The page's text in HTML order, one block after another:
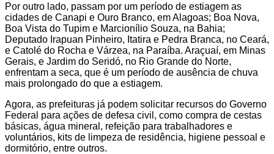
Por outro lado, passam por um período de estiagem as
cidades de Canapi e Ouro Branco, em Alagoas; Boa Nova,
Boa Vista do Tupim e Marcionílio Souza, na Bahia;
Deputado Irapuan Pinheiro, Itatira e Pedra Branca, no Ceará,
e Catolé do Rocha e Várzea, na Paraíba. Araçuaí, em Minas
Gerais, e Jardim do Seridó, no Rio Grande do Norte,
enfrentam a seca, que é um período de ausência de chuva
mais prolongado do que a estiagem.
Agora, as prefeituras já podem solicitar recursos do Governo
Federal para ações de defesa civil, como compra de cestas
básicas, água mineral, refeição para trabalhadores e
voluntários, kits de limpeza de residência, higiene pessoal e
dormitório, entre outros.